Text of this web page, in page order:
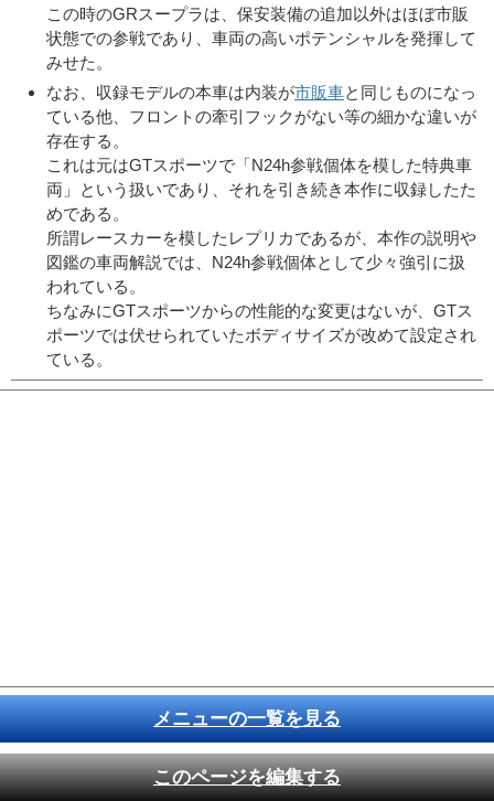
この時のGRスープラは、保安装備の追加以外はほぼ市販
状態での参戦であり、車両の高いポテンシャルを発揮して
みせた。
なお、収録モデルの本車は内装が市販車と同じものになっ
ている他、フロントの牽引フックがない等の細かな違いが
存在する。
これは元はGTスポーツで「N24h参戦個体を模した特典車
両」という扱いであり、それを引き続き本作に収録したた
めである。
所謂レースカーを模したレプリカであるが、本作の説明や
図鑑の車両解説では、N24h参戦個体として少々強引に扱
われている。
ちなみにGTスポーツからの性能的な変更はないが、GTス
ポーツでは伏せられていたボディサイズが改めて設定され
ている。
メニューの一覧を見る
このページを編集する